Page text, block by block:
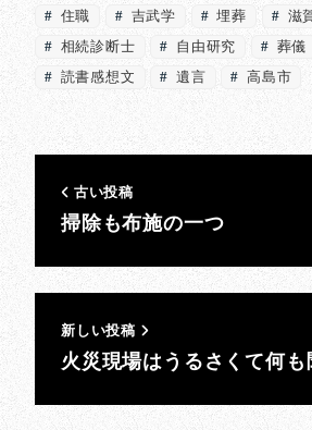
住職 吉武学 埋葬 滋
相続診断士
自由研究 葬儀
読書感想文
遺言 高島市
古い投稿
掃除も布施の一つ
新しい投稿
火災現場はうるさくて何も